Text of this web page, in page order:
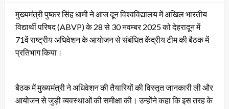
मुख्यमंत्री पुष्कर सिंह धामी ने आज दून विश्वविद्यालय में अखिल भारतीय
विद्यार्थी परिषद (ABVP) के 28 से 30 नवम्बर 2025 को देहरादून में
71वें राष्ट्रीय अधिवेशन के आयोजन से संबंधित केंद्रीय टीम की बैठक में
प्रतिभाग किया।
बैठक में मुख्यमंत्री ने अधिवेशन की तैयारियों की विस्तृत जानकारी ली और
आयोजन से जुड़ी व्यवस्थाओं की समीक्षा की। उन्होंने कहा कि इस तरह के